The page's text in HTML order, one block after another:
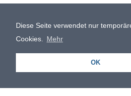
Diese Seite verwendet nur
Cookies.
Mehr
OK